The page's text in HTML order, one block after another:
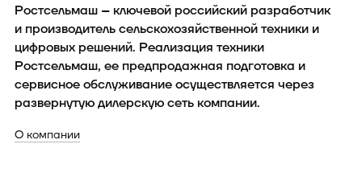
Ростсельмаш – ключевой российский разработчик
и производитель сельскохозяйственной техники и
цифровых решений. Реализация техники
Ростсельмаш, ее предпродажная подготовка и
сервисное обслуживание осуществляется через
развернутую дилерскую сеть компании.
О компании